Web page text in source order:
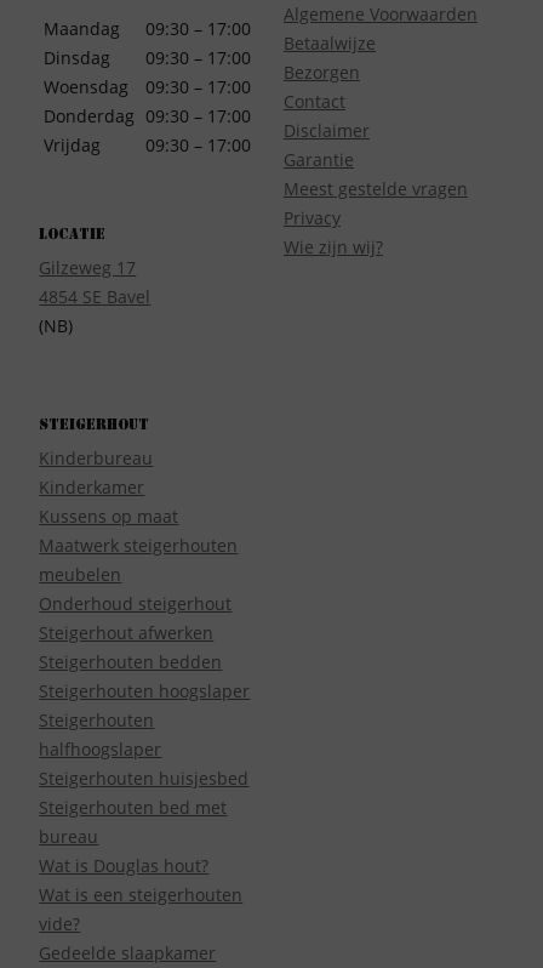
Maandag
Dinsdag
Woensdag
Donderdag
Vrijdag
09:30 – 17:00
09:30 – 17:00
09:30 – 17:00
09:30 – 17:00
09:30 – 17:00
Locatie
Gilzeweg 17
4854 SE Bavel
(NB)
Algemene Voorwaarden
Betaalwijze
Bezorgen
Contact
Disclaimer
Garantie
Meest gestelde vragen
Privacy
Wie zijn wij?
Steigerhout
Kinderbureau
Kinderkamer
Kussens op maat
Maatwerk steigerhouten
meubelen
Onderhoud steigerhout
Steigerhout afwerken
Steigerhouten bedden
Steigerhouten hoogslaper
Steigerhouten
halfhoogslaper
Steigerhouten huisjesbed
Steigerhouten bed met
bureau
Wat is Douglas hout?
Wat is een steigerhouten
vide?
Gedeelde slaapkamer